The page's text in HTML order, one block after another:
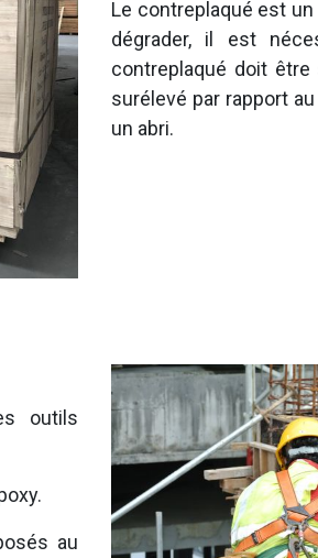
Le contreplaqué est
dégrader, il est
contreplaqué doit
surélevé par rapport
un abri.
outils
au